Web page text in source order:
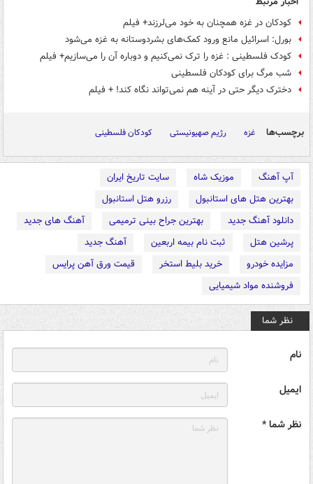
کودکان در غزه همچنان به خود می‌لرزند+ فیلم
بورل: اسرائیل مانع ورود کمک‌های بشردوستانه به غزه می‌شود
کودک فلسطینی : غزه را ترک نمی‌کنیم و دوباره آن را می‌سازیم+ فیلم
شب مرگ برای کودکان فلسطینی
دخترک دیگر حتی در آینه هم نمی‌تواند نگاه کند! + فیلم
برچسب‌ها غزه رژیم صهیونیستی کودکان فلسطینی
آپ آهنگ موزیک شاه
سایت تاریخ ایران
بهترین هتل های استانبول
رزرو هتل استانبول
دانلود آهنگ جدید
بهترین جراح بینی ترمیمی
آهنگ های جدید
پرشین هتل
ثبت نام بیمه اربعین
آهنگ جدید
مزایده خودرو
خرید بلیط استخر
قیمت ورق آهن پرایس
فروشنده مواد شیمیایی
نظر شما
نام
ایمیل
نظر شما *